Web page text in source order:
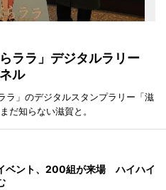
ララ」デジタルラリー
ル
ラ」のデジタルスタンプラリー「滋
だ知らない滋賀と。
ベント、200組が来場 ハイハイ